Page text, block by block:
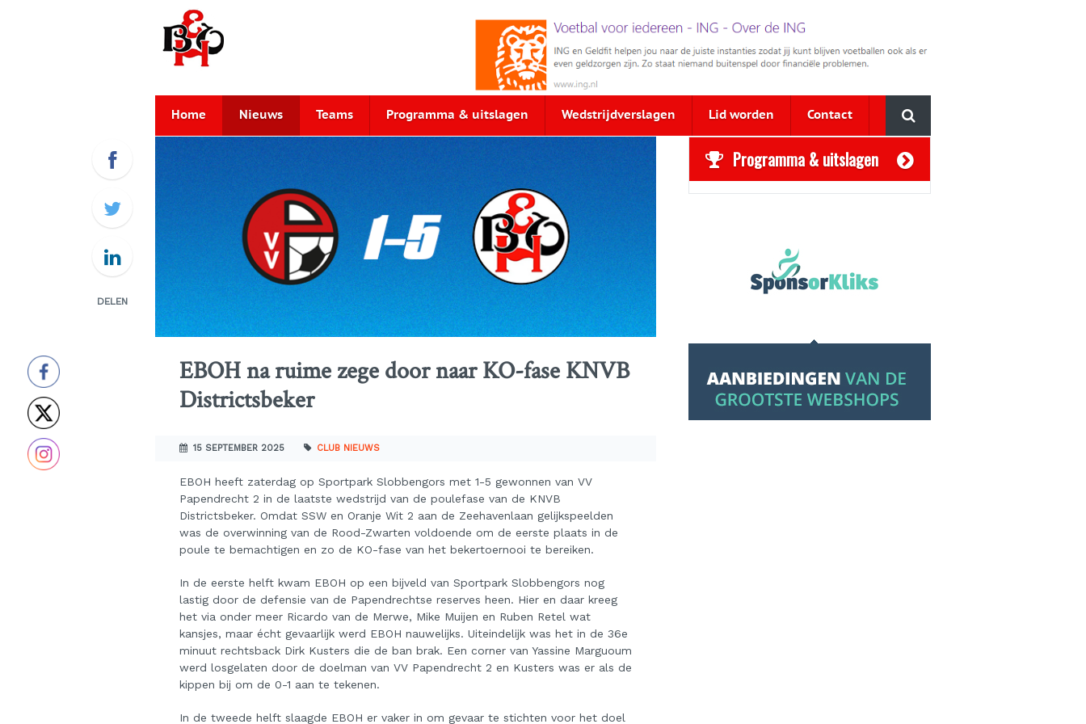
Home Nieuws Teams Programma & uitslagen Wedstrijdverslagen Lid worden Contact
EBOH na ruime zege door naar KO-fase KNVB
Districtsbeker
15 SEPTEMBER 2025 CLUB NIEUWS
EBOH heeft zaterdag op Sportpark Slobbengors met 1-5 gewonnen van VV
Papendrecht 2 in de laatste wedstrijd van de poulefase van de KNVB
Districtsbeker. Omdat SSW en Oranje Wit 2 aan de Zeehavenlaan gelijkspeelden
was de overwinning van de Rood-Zwarten voldoende om de eerste plaats in de
poule te bemachtigen en zo de KO-fase van het bekertoernooi te bereiken.
In de eerste helft kwam EBOH op een bijveld van Sportpark Slobbengors nog
lastig door de defensie van de Papendrechtse reserves heen. Hier en daar kreeg
het via onder meer Ricardo van de Merwe, Mike Muijen en Ruben Retel wat
kansjes, maar écht gevaarlijk werd EBOH nauwelijks. Uiteindelijk was het in de 36e
minuut rechtsback Dirk Kusters die de ban brak. Een corner van Yassine Marguoum
werd losgelaten door de doelman van VV Papendrecht 2 en Kusters was er als de
kippen bij om de 0-1 aan te tekenen.
In de tweede helft slaagde EBOH er vaker in om gevaar te stichten voor het doel
DELEN
Programma & uitslagen